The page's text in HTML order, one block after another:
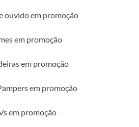
ouvido em promoção
em promoção
em promoção
em promoção
em promoção